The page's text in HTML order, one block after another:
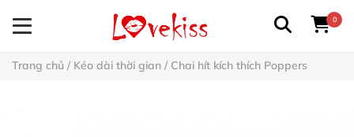
0
Trang chủ / Kéo dài thời gian / Chai hít kích thích Poppers